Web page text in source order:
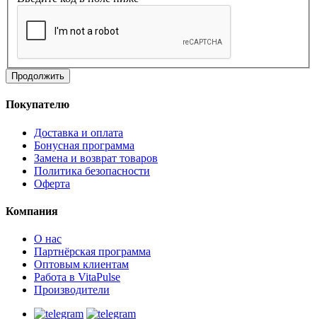
Продолжить
Покупателю
Доставка и оплата
Бонусная программа
Замена и возврат товаров
Политика безопасности
Оферта
Компания
О нас
Партнёрская программа
Оптовым клиентам
Работа в VitaPulse
Производители